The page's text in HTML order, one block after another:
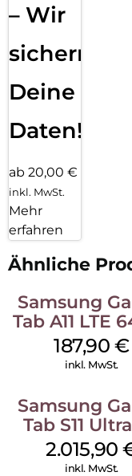
– Wir
sichern
Deine
Daten!
ab 20,00 €
inkl. MwSt.
Mehr
erfahren
Ähnliche
Samsung
Tab A11 LTE
Gray
187,90€
inkl. MwSt.
Samsung
Tab S11
512 GB
2.015,90
inkl. MwSt.